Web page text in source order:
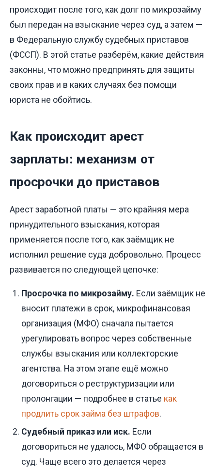
происходит после того, как долг по микрозайму
был передан на взыскание через суд, а затем —
в Федеральную службу судебных приставов
(ФССП). В этой статье разберём, какие действия
законны, что можно предпринять для защиты
своих прав и в каких случаях без помощи
юриста не обойтись.
Как происходит арест
зарплаты: механизм от
просрочки до приставов
Арест заработной платы — это крайняя мера
принудительного взыскания, которая
применяется после того, как заёмщик не
исполнил решение суда добровольно. Процесс
развивается по следующей цепочке:
Просрочка по микрозайму. Если заёмщик не
вносит платежи в срок, микрофинансовая
организация (МФО) сначала пытается
урегулировать вопрос через собственные
службы взыскания или коллекторские
агентства. На этом этапе ещё можно
договориться о реструктуризации или
пролонгации — подробнее в статье как
продлить срок займа без штрафов.
Судебный приказ или иск. Если
договориться не удалось, МФО обращается в
суд. Чаще всего это делается через